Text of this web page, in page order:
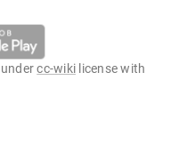
undercc-wiki license with